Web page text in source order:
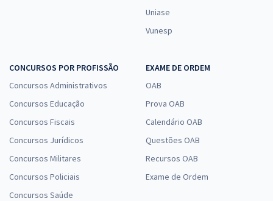
Uniase
Vunesp
CONCURSOS POR PROFISSÃO
Concursos Administrativos
Concursos Educação
Concursos Fiscais
Concursos Jurídicos
Concursos Militares
Concursos Policiais
Concursos Saúde
EXAME DE ORDEM
OAB
Prova OAB
Calendário OAB
Questões OAB
Recursos OAB
Exame de Ordem